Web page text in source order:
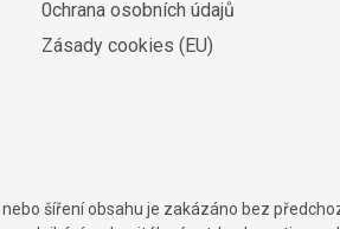
0chrana osobních údajů
Zásady cookies (EU)
šíření obsahu je zakázáno bez